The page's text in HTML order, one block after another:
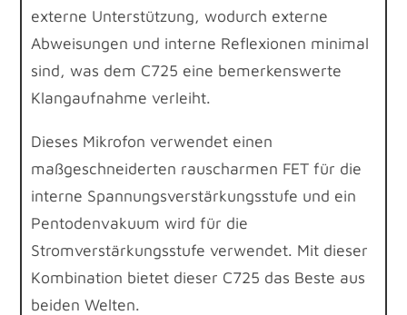
externe Unterstützung, wodurch externe
Abweisungen und interne Reflexionen minimal
sind, was dem C725 eine bemerkenswerte
Klangaufnahme verleiht.
Dieses Mikrofon verwendet einen
maßgeschneiderten rauscharmen FET für die
interne Spannungsverstärkungsstufe und ein
Pentodenvakuum wird für die
Stromverstärkungsstufe verwendet. Mit dieser
Kombination bietet dieser C725 das Beste aus
beiden Welten.